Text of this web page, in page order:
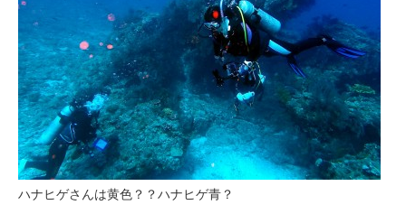
ハナヒゲさんは黄色？？ハナヒゲ青？